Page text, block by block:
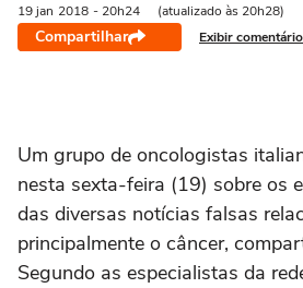
19 jan 2018 - 20h24 (atualizado às 20h28)
Compartilhar Exibir
Um grupo de oncologistas
nesta sexta-feira (19) sobre os
das diversas notícias falsas
principalmente o câncer,
Segundo as especialistas da